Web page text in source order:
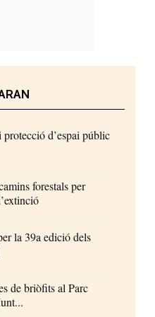
d’espai públic
forestals per
la 39a edició dels
de briòfits al Parc